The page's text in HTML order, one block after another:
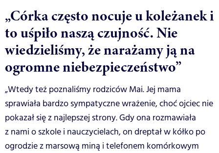
„Córka często nocuje u koleżanek i
to uśpiło naszą czujność. Nie
wiedzieliśmy, że narażamy ją na
ogromne niebezpieczeństwo”
„Wtedy też poznaliśmy rodziców Mai. Jej mama
sprawiała bardzo sympatyczne wrażenie, choć ojciec nie
pokazał się z najlepszej strony. Gdy ona rozmawiała
z nami o szkole i nauczycielach, on dreptał w kółko po
ogrodzie z marsową miną i telefonem komórkowym